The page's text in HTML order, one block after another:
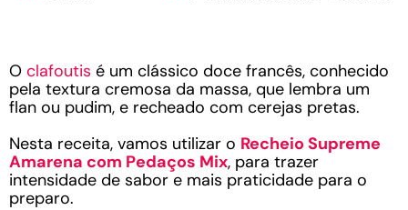
O clafoutis é um clássico doce francês, conhecido
pela textura cremosa da massa, que lembra um
flan ou pudim, e recheado com cerejas pretas.
Nesta receita, vamos utilizar o Recheio Supreme
Amarena com Pedaços Mix, para trazer
intensidade de sabor e mais praticidade para o
preparo.